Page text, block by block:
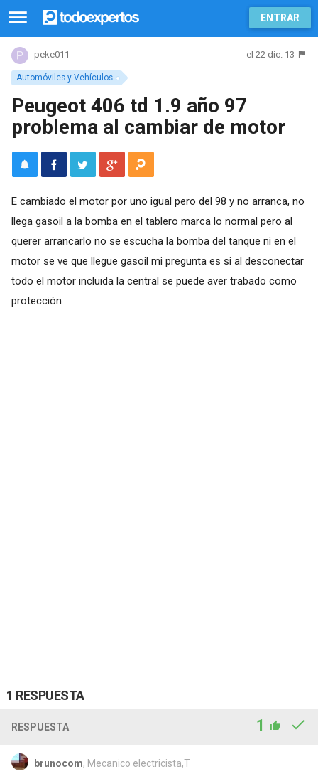
ENTRAR
Automóviles y Vehículos
peke011 el 22 dic. 13
Peugeot 406 td 1.9 año 97
problema al cambiar de motor
E cambiado el motor por uno igual pero del 98 y no arranca, no
llega gasoil a la bomba en el tablero marca lo normal pero al
querer arrancarlo no se escucha la bomba del tanque ni en el
motor se ve que llegue gasoil mi pregunta es si al desconectar
todo el motor incluida la central se puede aver trabado como
protección
1 RESPUESTA
RESPUESTA 1
brunocom, Mecanico electricista,T